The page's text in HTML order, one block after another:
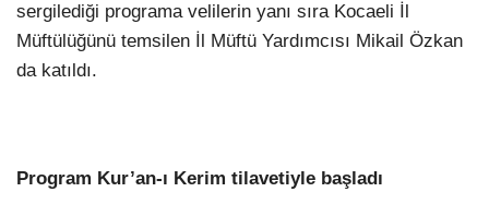
sergilediği programa velilerin yanı sıra Kocaeli İl
Müftülüğünü temsilen İl Müftü Yardımcısı Mikail Özkan
da katıldı.
Program Kur’an-ı Kerim tilavetiyle başladı